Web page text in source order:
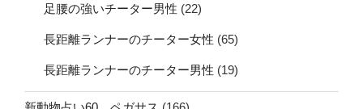
足腰の強いチーター男性 (22)
長距離ランナーのチーター女性 (65)
長距離ランナーのチーター男性 (19)